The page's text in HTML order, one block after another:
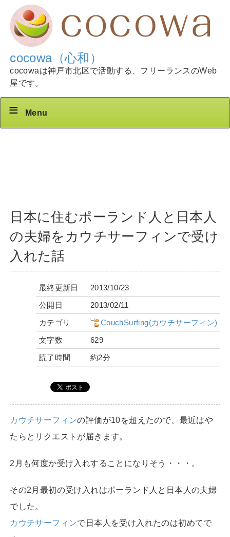
cocowa（心和）
cocowaは神戸市北区で活動する、フリーランスのWeb
屋です。
Menu
日本に住むポーランド人と日本人
の夫婦をカウチサーフィンで受け
入れた話
最終更新日
2013/10/23
公開日
2013/02/11
カテゴリ
CouchSurfing(カウチサーフィン)
文字数
629
読了時間
約2分
カウチサーフィンの評価が10を超えたので、最近はや
たらとリクエストが届きます。
2月も何度か受け入れすることになりそう・・・。
その2月最初の受け入れはポーランド人と日本人の夫婦
でした。
カウチサーフィンで日本人を受け入れたのは初めてで